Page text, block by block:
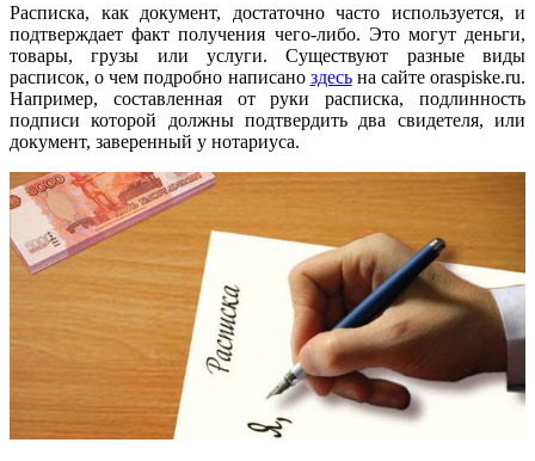
Расписка, как документ, достаточно часто используется, и
подтверждает факт получения чего-либо. Это могут деньги,
товары, грузы или услуги. Существуют разные виды
расписок, о чем подробно написано здесьна сайте oraspiske.ru.
Например, составленная от руки расписка, подлинность
подписи которой должны подтвердить два свидетеля, или
документ, заверенный у нотариуса.